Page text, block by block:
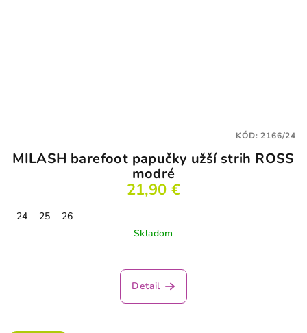
MILASH barefoot papučky užší strih ROSS
modré
21,90 €
24 25
26
Skladom
Detail
KÓD:2166/24